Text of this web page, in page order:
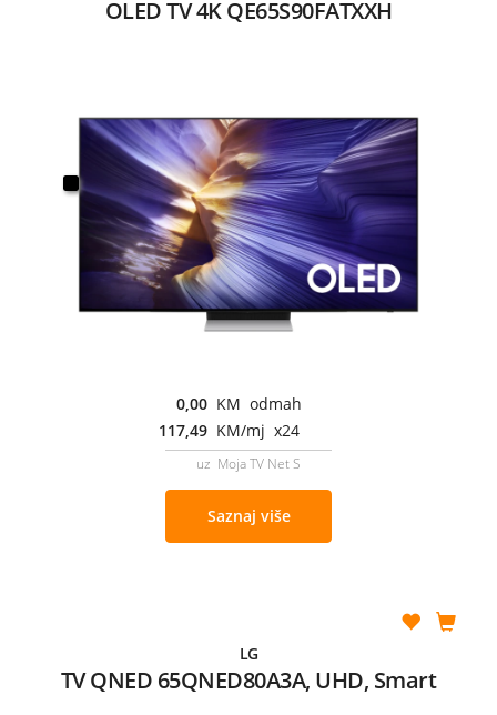
OLED TV 4K QE65S90FATXXH
0,00 KM odmah
117,49 KM/mj x24
uz Moja TV Net S
Saznaj više
LG
TV QNED 65QNED80A3A, UHD, Smart